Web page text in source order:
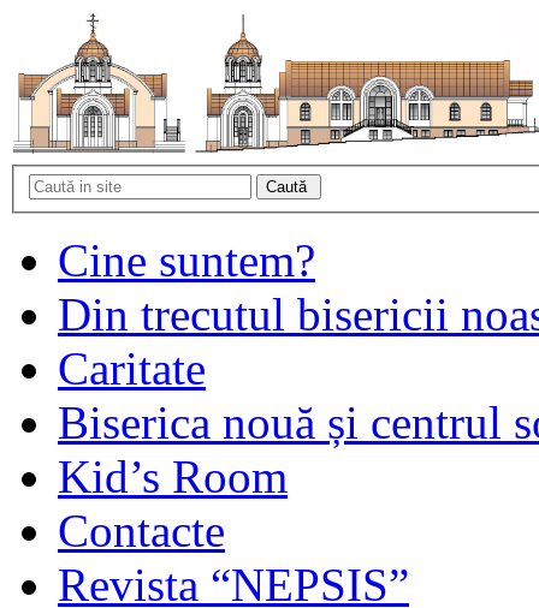
Cine suntem?
Din trecutul bisericii
Caritate
Biserica nouă și centrul
Kid’s Room
Contacte
Revista “NEPSIS”